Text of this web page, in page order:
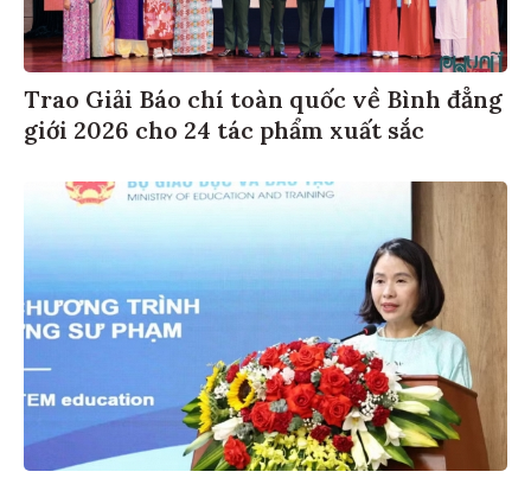
Trao Giải Báo chí toàn quốc về Bình đẳng
giới 2026 cho 24 tác phẩm xuất sắc